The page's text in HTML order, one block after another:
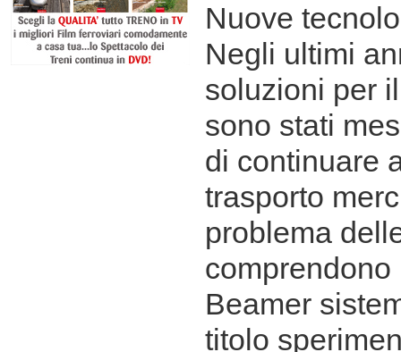
Nuove
Negli ultimi
soluzioni per
sono stati
di continuare
trasporto
problema
Beamer
titolo